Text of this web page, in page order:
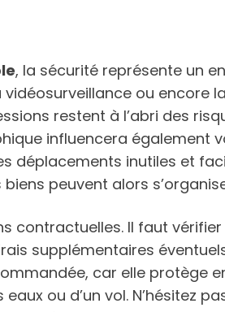
, la sécurité représente un
ou encore
restent à l’abri des
influencera également
déplacements inutiles et
peuvent alors
contractuelles. Il faut
supplémentaires
car elle protège
eaux ou d’un vol. N’hésitez